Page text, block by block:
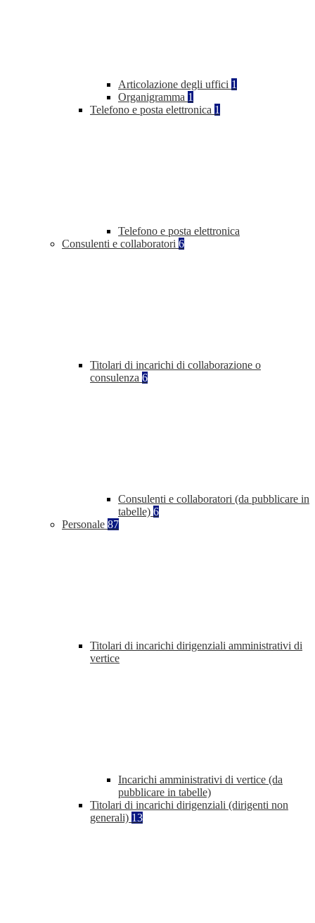
Articolazione degli uffici 1
Organigramma 1
Telefono e posta elettronica 1
Telefono e posta elettronica
Consulenti e collaboratori 6
Titolari di incarichi di collaborazione o
consulenza 6
Consulenti e collaboratori (da pubblicare in
tabelle) 6
Personale 87
Titolari di incarichi dirigenziali amministrativi di
vertice
Incarichi amministrativi di vertice (da
pubblicare in tabelle)
Titolari di incarichi dirigenziali (dirigenti non
generali) 13